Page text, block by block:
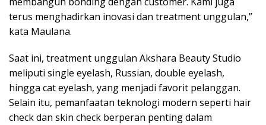
terus menghadirkan inovasi dan treatment unggulan,”
kata Maulana.
Saat ini, treatment unggulan Akshara Beauty Studio
meliputi single eyelash, Russian, double eyelash,
hingga cat eyelash, yang menjadi favorit pelanggan.
Selain itu, pemanfaatan teknologi modern seperti hair
check dan skin check berperan penting dalam